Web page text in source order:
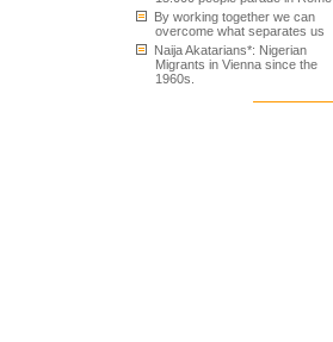
By working together we can
overcome what separates us
Naija Akatarians*: Nigerian
Migrants in Vienna since the
1960s.